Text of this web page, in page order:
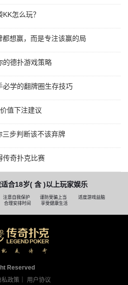
怎么玩？
想赢，而是专注该赢的局
的德扑游戏策略
必学的翻牌圈生存技巧
值下注建议
三步判断该不该弃牌
传奇扑克比赛
合18岁( 含 )以上玩家娱乐
注意自我保护 谨防受骗上当
适度游戏益脑
合理安排时间 享受健康生活
Reserved
私政策 用户协议